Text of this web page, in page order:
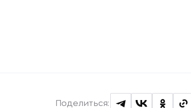
Поделиться: